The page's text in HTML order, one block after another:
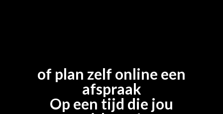
of plan zelf online een
afspraak
Op een tijd die jou